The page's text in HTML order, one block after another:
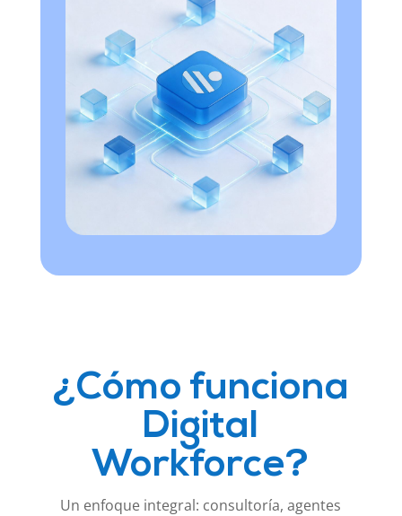
¿Cómo funciona
Digital
Workforce?
Un enfoque integral: consultoría, agentes